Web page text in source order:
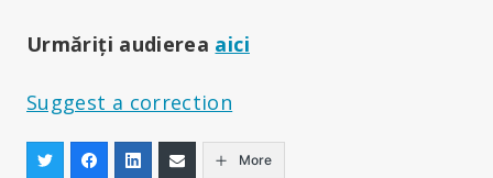
Urmăriți audierea aici
Suggest a correction
More